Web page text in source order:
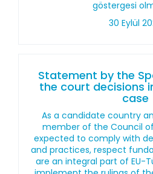
göstergesi
30 Eylül
Statement by the
the court decisions
case
As a candidate country
member of the Council of
expected to comply with
and practices, respect
are an integral part of EU-